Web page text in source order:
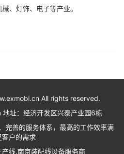
、灯饰、电子等产业。
All rights reserved.
址：经济开发区兴泰产业园6栋
完善的服务体系，最高的工作效率满
客户的需求
线,南京装配线设备服务商